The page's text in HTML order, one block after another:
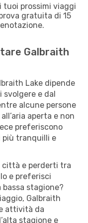
tuoi prossimi viaggi
gratuita di 15
Galbraith
Lake dipende
svolgere e dal
alcune persone
aperta e non
preferiscono
più tranquilli e
città e perderti tra
e preferisci
stagione?
Galbraith
attività da
stagione e